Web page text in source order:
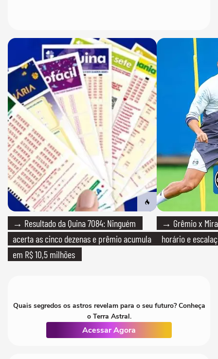
→ Resultado da Quina 7084: Ninguém
acerta as cinco dezenas e prêmio acumula
em R$ 10,5 milhões
→ Grêmio x
horário e
Quais segredos os astros revelam para o seu futuro? Conheça
o Terra Astral.
Acessar Agora